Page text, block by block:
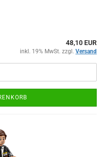
48,10 EUR
inkl. 19% MwSt. zzgl. Versand